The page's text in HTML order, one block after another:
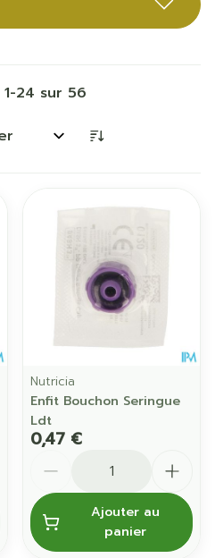
1-24 sur 56
Nutricia
Enfit Bouchon Seringue
Ldt
0,47 €
Ajouter au
panier